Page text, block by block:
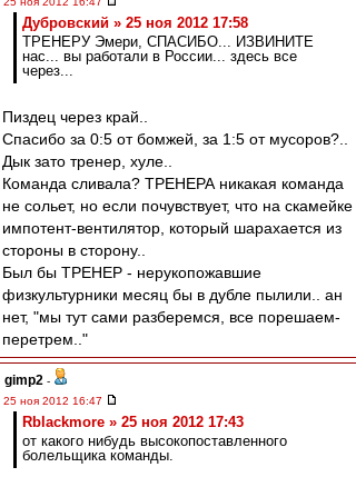
Дубровский » 25 ноя 2012 17:58
ТРЕНЕРУ Эмери, СПАСИБО... ИЗВИНИТЕ
нас... вы работали в России... здесь все
через...
Пиздец через край..
Спасибо за 0:5 от бомжей, за 1:5 от мусоров?..
Дык зато тренер, хуле..
Команда сливала? ТРЕНЕРА никакая команда
не сольет, но если почувствует, что на скамейке
импотент-вентилятор, который шарахается из
стороны в сторону..
Был бы ТРЕНЕР - нерукопожавшие
физкультурники месяц бы в дубле пылили.. ан
нет, "мы тут сами разберемся, все порешаем-
перетрем.."
gimp2 -
25 ноя 2012 16:47
Rblackmore » 25 ноя 2012 17:43
от какого нибудь высокопоставленного
болельщика команды.